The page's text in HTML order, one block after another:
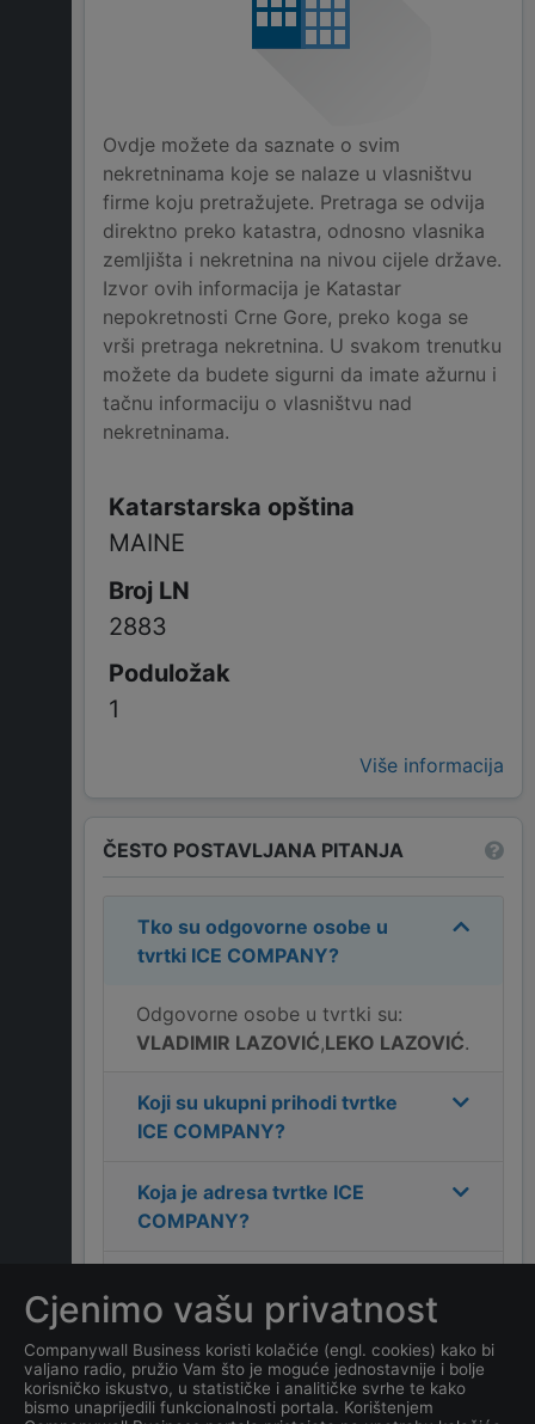
Ovdje možete da saznate o svim
nekretninama koje se nalaze u vlasništvu
firme koju pretražujete. Pretraga se odvija
direktno preko katastra, odnosno vlasnika
zemljišta i nekretnina na nivou cijele države.
Izvor ovih informacija je Katastar
nepokretnosti Crne Gore, preko koga se
vrši pretraga nekretnina. U svakom trenutku
možete da budete sigurni da imate ažurnu i
tačnu informaciju o vlasništvu nad
nekretninama.
MAINE
2883
1
Više informacija
ČESTO POSTAVLJANA PITANJA
Tko su odgovorne osobe u
tvrtki ICE COMPANY?
Odgovorne osobe u tvrtki su:
VLADIMIR LAZOVIĆ,LEKO LAZOVIĆ.
Koji su ukupni prihodi tvrtke
ICE COMPANY?
Koja je adresa tvrtke ICE
COMPANY?
COMPANY?
Koliko ima zaposlenih
kompanijaICE COMPANY?
Cjenimo vašu privatnost
Companywall Business koristi kolačiće (engl. cookies) kako bi
valjano radio, pružio Vam što je moguće jednostavnije i bolje
korisničko iskustvo, u statističke i analitičke svrhe te kako
bismo unaprijedili funkcionalnosti portala. Korištenjem